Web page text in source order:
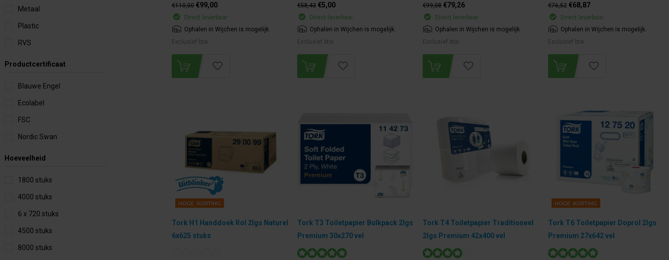
Metaal
Plastic
RVS
Productcertificaat
Blauwe Engel
Ecolabel
FSC
Nordic Swan
Hoeveelheid
1800 stuks
4000 stuks
6 x 720 stuks
4500 stuks
8000 stuks
€110,00 €99,00
Direct leverbaar
Ophalen in Wijchen is mogelijk.
Exclusief btw.
€58,43 €5,00
Direct leverbaar
Ophalen in Wijchen is mogelijk.
Exclusief btw.
€99,08 €79,26
Direct leverbaar
Ophalen in Wijchen is mogelijk.
Exclusief btw.
€76,52 €68,87
Direct leverbaar
Ophalen in Wijchen is mogelijk.
Exclusief btw.
Tork H1 Handdoek Rol 2lgs Naturel
6x625 stuks
Tork T3 Toiletpapier Bulkpack 2lgs
Premium 30x270 vel
Tork T4 Toiletpapier Traditioneel
2lgs Premium 42x400 vel
Tork T6 Toiletpapier Doprol 2lgs
Premium 27x642 vel